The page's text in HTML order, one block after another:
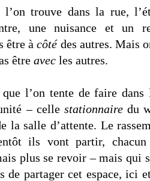
l’on trouve dans la rue,
une nuisance et un
être àcôtédes autres. Mais
être avec les autres.
que l’on tente de faire dans
– celle stationnairedu
la salle d’attente. Le
ils vont partir, chacun
plus se revoir – mais qui
de partager cet espace, ici